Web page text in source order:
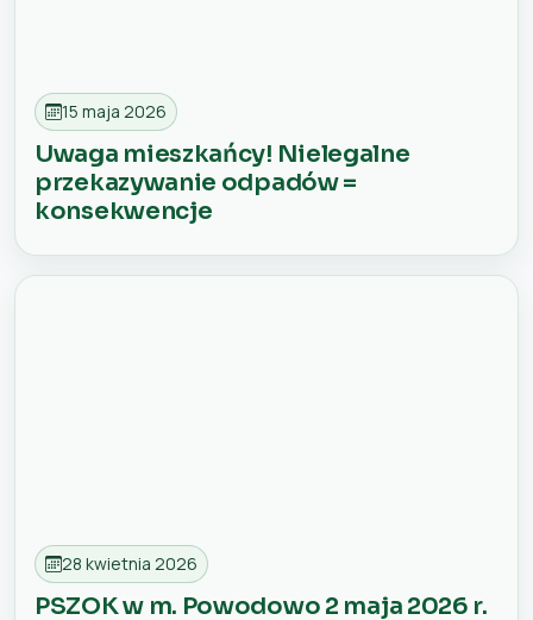
15 maja 2026
Uwaga mieszkańcy! Nielegalne
przekazywanie odpadów =
konsekwencje
28 kwietnia 2026
PSZOK w m. Powodowo 2 maja 2026 r.